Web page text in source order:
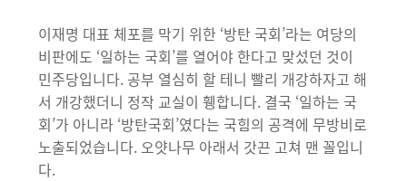
이재명 대표 체포를 막기 위한 ‘방탄 국회’라는 여당의
비판에도 ‘일하는 국회’를 열어야 한다고 맞섰던 것이
민주당입니다. 공부 열심히 할 테니 빨리 개강하자고 해
서 개강했더니 정작 교실이 휑합니다. 결국 ‘일하는 국
회’가 아니라 ‘방탄국회’였다는 국힘의 공격에 무방비로
노출되었습니다. 오얏나무 아래서 갓끈 고쳐 맨 꼴입니
다.